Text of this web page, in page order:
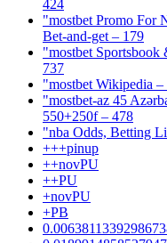
424
"mostbet Promo For
Bet-and-get – 179
"‎mostbet
737
"mostbet Wikipedia –
"mostbet-az 45
550+250f – 478
"nba Odds, Betting
+++pinup
++novPU
++PU
+novPU
+PB